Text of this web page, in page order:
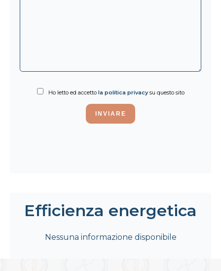
Ho letto ed accetto la politica privacysu questo sito
INVIARE
Efficienza energetica
Nessuna informazione disponibile